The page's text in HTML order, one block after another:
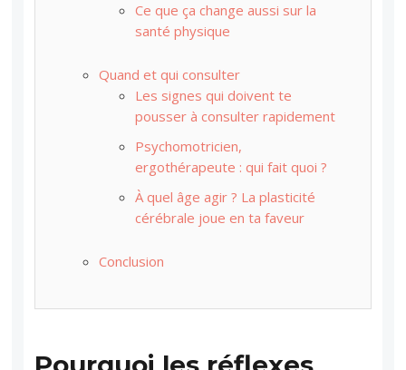
Ce que ça change aussi sur la
santé physique
Quand et qui consulter
Les signes qui doivent te
pousser à consulter rapidement
Psychomotricien,
ergothérapeute : qui fait quoi ?
À quel âge agir ? La plasticité
cérébrale joue en ta faveur
Conclusion